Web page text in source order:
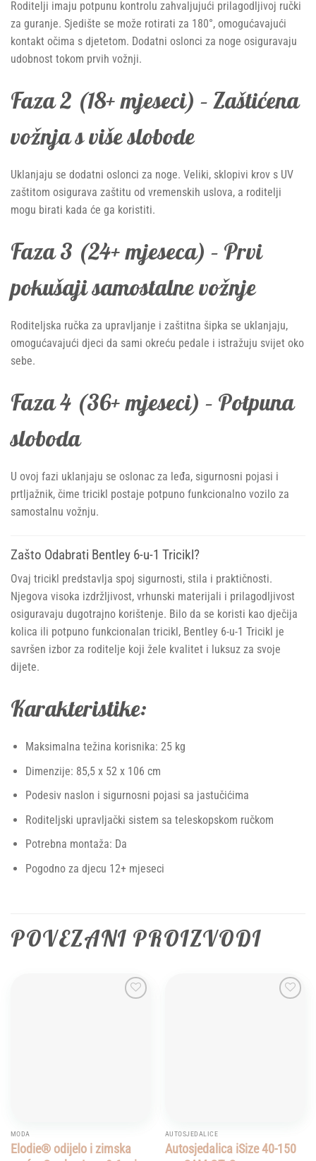
Roditelji imaju potpunu kontrolu zahvaljujući prilagodljivoj ručki
za guranje. Sjedište se može rotirati za 180°, omogućavajući
kontakt očima s djetetom. Dodatni oslonci za noge osiguravaju
udobnost tokom prvih vožnji.
Faza 2 (18+ mjeseci) – Zaštićena
vožnja s više slobode
Uklanjaju se dodatni oslonci za noge. Veliki, sklopivi krov s UV
zaštitom osigurava zaštitu od vremenskih uslova, a roditelji
mogu birati kada će ga koristiti.
Faza 3 (24+ mjeseca) – Prvi
pokušaji samostalne vožnje
Roditeljska ručka za upravljanje i zaštitna šipka se uklanjaju,
omogućavajući djeci da sami okreću pedale i istražuju svijet oko
sebe.
Faza 4 (36+ mjeseci) – Potpuna
sloboda
U ovoj fazi uklanjaju se oslonac za leđa, sigurnosni pojasi i
prtljažnik, čime tricikl postaje potpuno funkcionalno vozilo za
samostalnu vožnju.
Zašto Odabrati Bentley 6-u-1 Tricikl?
Ovaj tricikl predstavlja spoj sigurnosti, stila i praktičnosti.
Njegova visoka izdržljivost, vrhunski materijali i prilagodljivost
osiguravaju dugotrajno korištenje. Bilo da se koristi kao dječija
kolica ili potpuno funkcionalan tricikl, Bentley 6-u-1 Tricikl je
savršen izbor za roditelje koji žele kvalitet i luksuz za svoje
dijete.
Karakteristike:
Maksimalna težina korisnika: 25 kg
Dimenzije: 85,5 x 52 x 106 cm
Podesiv naslon i sigurnosni pojasi sa jastučićima
Roditeljski upravljački sistem sa teleskopskom ručkom
Potrebna montaža: Da
Pogodno za djecu 12+ mjeseci
POVEZANI PROIZVODI
MODA
Elodie® odijelo i zimska
AUTOSJEDALICE
Autosjedalica iSize 40-150